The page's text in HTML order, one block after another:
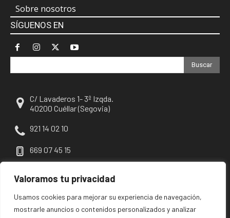
Valoramos tu privacidad
Usamos cookies para mejorar su experiencia de navegación,
mostrarle anuncios o contenidos personalizados y analizar
Sobre nosotros
SÍGUENOS EN
Buscar
C/ Lavaderos 1- 3º Izqda.
40200 Cuéllar (Segovia)
921 14 02 10
669 07 45 15